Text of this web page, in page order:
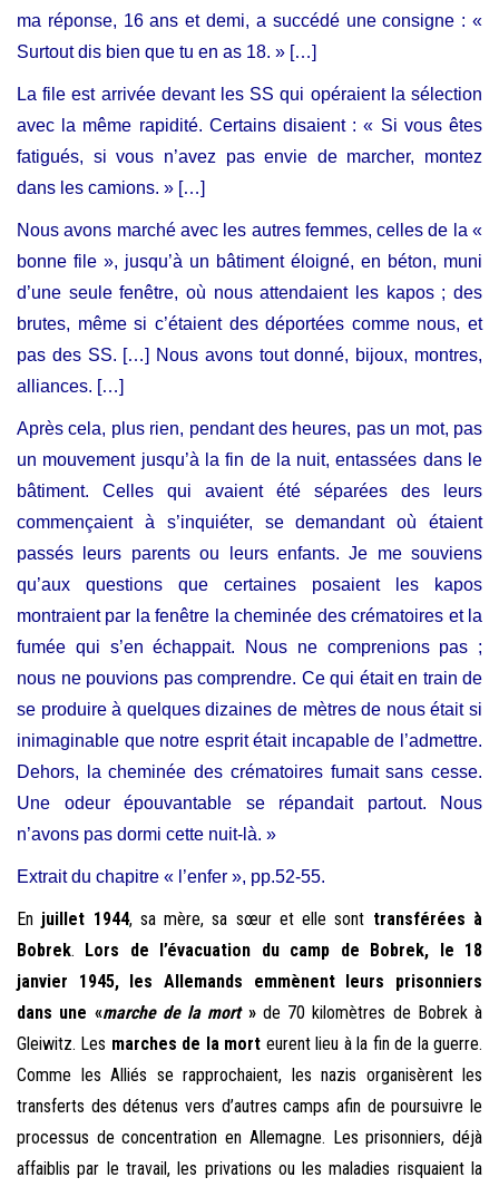
ma réponse, 16 ans et demi, a succédé une consigne : «
Surtout dis bien que tu en as 18. » […]
La file est arrivée devant les SS qui opéraient la sélection
avec la même rapidité. Certains disaient : « Si vous êtes
fatigués, si vous n’avez pas envie de marcher, montez
dans les camions. » […]
Nous avons marché avec les autres femmes, celles de la «
bonne file », jusqu’à un bâtiment éloigné, en béton, muni
d’une seule fenêtre, où nous attendaient les kapos ; des
brutes, même si c’étaient des déportées comme nous, et
pas des SS. […] Nous avons tout donné, bijoux, montres,
alliances. […]
Après cela, plus rien, pendant des heures, pas un mot, pas
un mouvement jusqu’à la fin de la nuit, entassées dans le
bâtiment. Celles qui avaient été séparées des leurs
commençaient à s’inquiéter, se demandant où étaient
passés leurs parents ou leurs enfants. Je me souviens
qu’aux questions que certaines posaient les kapos
montraient par la fenêtre la cheminée des crématoires et la
fumée qui s’en échappait. Nous ne comprenions pas ;
nous ne pouvions pas comprendre. Ce qui était en train de
se produire à quelques dizaines de mètres de nous était si
inimaginable que notre esprit était incapable de l’admettre.
Dehors, la cheminée des crématoires fumait sans cesse.
Une odeur épouvantable se répandait partout. Nous
n’avons pas dormi cette nuit-là. »
Extrait du chapitre « l’enfer », pp.52-55.
En juillet 1944, sa mère, sa sœur et elle sont transférées à
Bobrek. Lors de l’évacuation du camp de Bobrek, le 18
janvier 1945, les Allemands emmènent leurs prisonniers
dans une «marche de la mort »de 70 kilomètres de Bobrek à
Gleiwitz. Les marches de la mort eurent lieu à la fin de la guerre.
Comme les Alliés se rapprochaient, les nazis organisèrent les
transferts des détenus vers d’autres camps afin de poursuivre le
processus de concentration en Allemagne. Les prisonniers, déjà
affaiblis par le travail, les privations ou les maladies risquaient la